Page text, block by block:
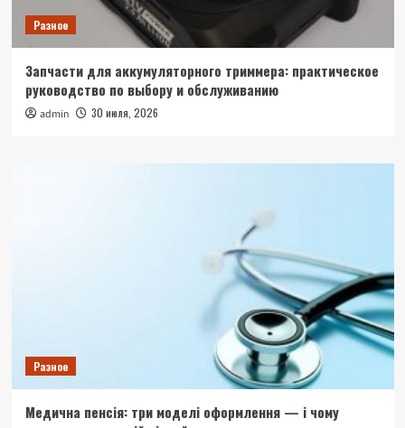
Разное
Запчасти для аккумуляторного триммера: практическое
руководство по выбору и обслуживанию
admin 30 июля, 2026
Разное
Медична пенсія: три моделі оформлення — і чому